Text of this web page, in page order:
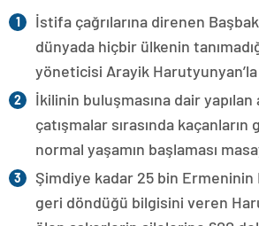
İstifa çağrılarına direnen
dünyada hiçbir ülkenin
yöneticisi Arayik
İkilinin buluşmasına dair yapılan
çatışmalar sırasında
normal yaşamın başlaması
Şimdiye kadar 25 bin Ermeninin
geri döndüğü bilgisini veren